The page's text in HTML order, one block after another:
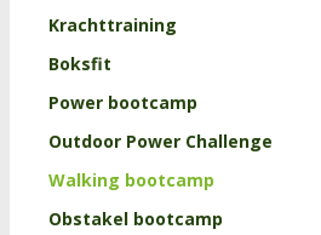
Krachttraining
Boksfit
Power bootcamp
Outdoor Power Challenge
Walking bootcamp
Obstakel bootcamp